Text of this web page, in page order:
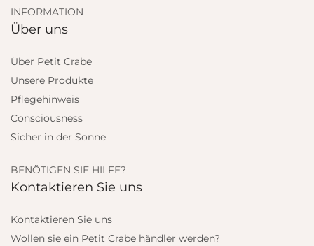
INFORMATION
Über uns
Über Petit Crabe
Unsere Produkte
Pflegehinweis
Consciousness
Sicher in der Sonne
BENÖTIGEN SIE HILFE?
Kontaktieren Sie uns
Kontaktieren Sie uns
Wollen sie ein Petit Crabe händler werden?